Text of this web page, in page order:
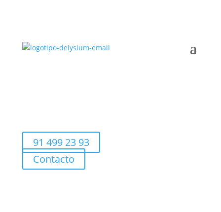
91 499 23 93
Contacto